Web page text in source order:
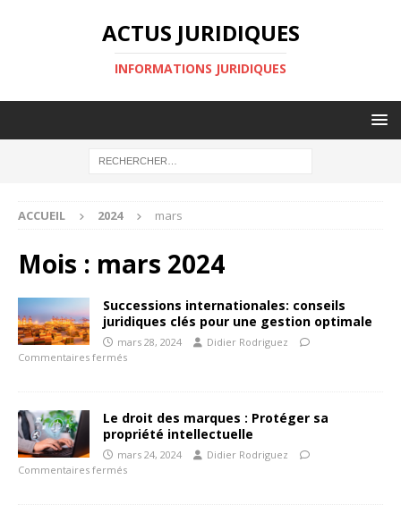
ACTUS JURIDIQUES
INFORMATIONS JURIDIQUES
ACCUEIL 2024 mars
Mois : mars 2024
Successions internationales: conseils
juridiques clés pour une gestion optimale
mars 28, 2024
Didier Rodriguez
Commentaires fermés
Le droit des marques : Protéger sa
propriété intellectuelle
mars 24, 2024
Didier Rodriguez
Commentaires fermés